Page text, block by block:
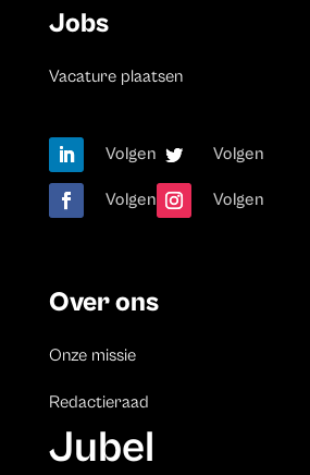
Jobs
Vacature plaatsen
Volgen Volgen
Volgen Volgen
Over ons
Onze missie
Redactieraad
Jubel